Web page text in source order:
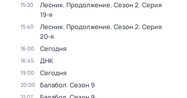
15:20 Лесник. Продолжение. Сезон 2. Серия
19-я
15:40 Лесник. Продолжение. Сезон 2. Серия
20-я
16:00 Сегодня
16:45 ДНК
19:00 Сегодня
20:00 Балабол. Сезон 9